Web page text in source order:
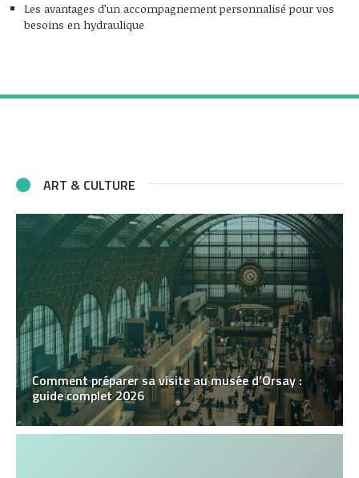
Les avantages d’un accompagnement personnalisé pour vos
besoins en hydraulique
ART & CULTURE
Comment préparer sa visite au musée d’Orsay :
guide complet 2026